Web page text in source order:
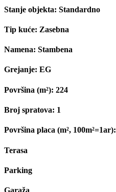
Stanje objekta: Standardno
Tip kuće: Zasebna
Namena: Stambena
Grejanje: EG
Površina (m²): 224
Broj spratova: 1
Površina placa (m², 100m²=1ar):
Terasa
Parking
Garaža